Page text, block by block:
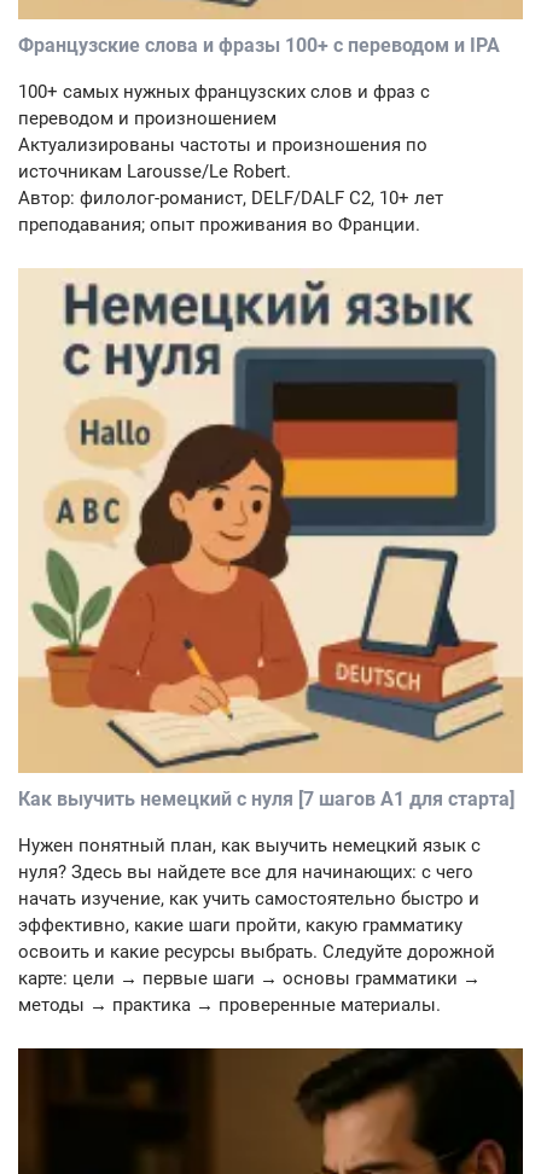
Французские слова и фразы 100+ с переводом и IPA
100+ самых нужных французских слов и фраз с
переводом и произношением
Актуализированы частоты и произношения по
источникам Larousse/Le Robert.
Автор: филолог-романист, DELF/DALF C2, 10+ лет
преподавания; опыт проживания во Франции.
Как выучить немецкий с нуля [7 шагов A1 для старта]
Нужен понятный план, как выучить немецкий язык с
нуля? Здесь вы найдете все для начинающих: с чего
начать изучение, как учить самостоятельно быстро и
эффективно, какие шаги пройти, какую грамматику
освоить и какие ресурсы выбрать. Следуйте дорожной
карте: цели → первые шаги → основы грамматики →
методы → практика → проверенные материалы.